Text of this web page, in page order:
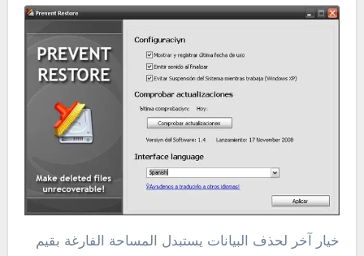
خيار آخر لحذف البيانات يستبدل المساحة الفارغة بقيم